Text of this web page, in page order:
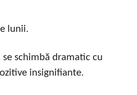
lunii.
se schimbă dramatic cu
insignifiante.